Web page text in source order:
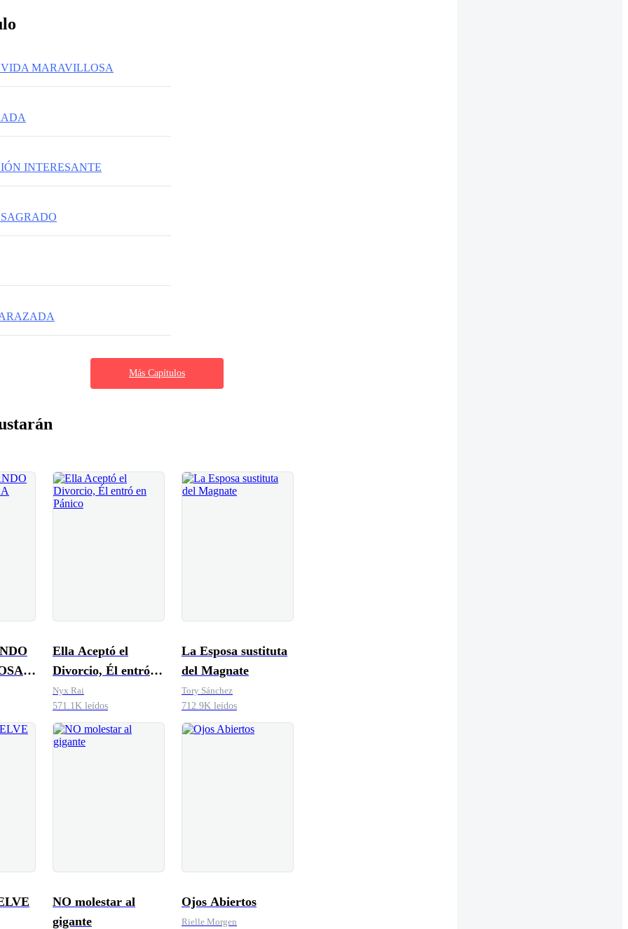
MARAVILLOSA
INTERESANTE
Más Capítulos
Ella Aceptó el
Divorcio, Él entró
en Pánico
Nyx Rai
571.1K leídos
La Esposa sustituta
del Magnate
Tory Sánchez
712.9K leídos
NO molestar al
gigante
Ojos Abiertos
Rielle Morgen